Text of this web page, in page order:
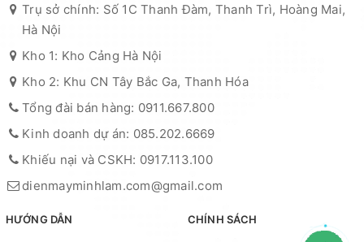
Trụ sở chính: Số 1C Thanh Đàm, Thanh Trì, Hoàng Mai,
Hà Nội
Kho 1: Kho Cảng Hà Nội
Kho 2: Khu CN Tây Bắc Ga, Thanh Hóa
Tổng đài bán hàng: 0911.667.800
Kinh doanh dự án: 085.202.6669
Khiếu nại và CSKH: 0917.113.100
dienmayminhlam.com@gmail.com
HƯỚNG DẪN CHÍNH SÁCH